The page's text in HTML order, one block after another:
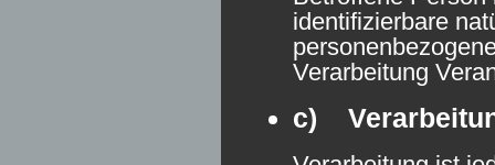
identifizierbare
Verarbeitung
c)